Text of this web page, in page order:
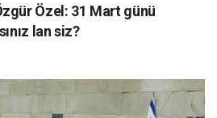
Özel: 31 Mart günü
lan siz?